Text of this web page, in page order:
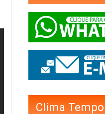
Clima Tempo